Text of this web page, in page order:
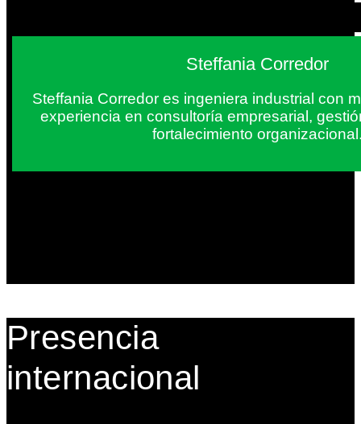
Steffania Corredor
Steffania Corredor es ingeniera industrial con
experiencia en consultoría empresarial,
fortalecimiento
Presencia
internacional